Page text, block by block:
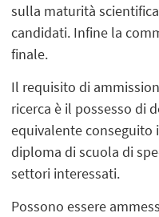
sulla maturità
candidati. Infine la
finale.​
Il requisito di
ricerca è il possesso di
equivalente conseguito
diploma di scuola di
settori interessati.
Possono essere